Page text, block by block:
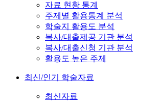
자료 현황 통계
주제별 활용통계 분석
학술지 활용도 분석
복사/대출제공 기관 분석
복사/대출신청 기관 분석
활용도 높은 주제
최신/인기 학술자료
최신자료